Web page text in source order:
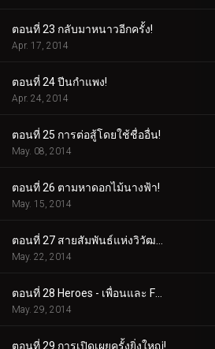
ตอนที่ 23 กลับมาหนาวอีกครั้ง!
Apr. 17, 2014
ตอนที่ 24 ปีนกำแพง!
Apr. 24, 2014
ตอนที่ 25 การต่อสู้โดยใช้ชื่ออื่น!
May. 08, 2014
ตอนที่ 26 ตามหาดอกไม้นางฟ้า!
May. 15, 2014
May. 22, 2014
May. 29, 2014
ตอนที่ 29 การเปิดเผยครั้งยิ่งใหญ่!